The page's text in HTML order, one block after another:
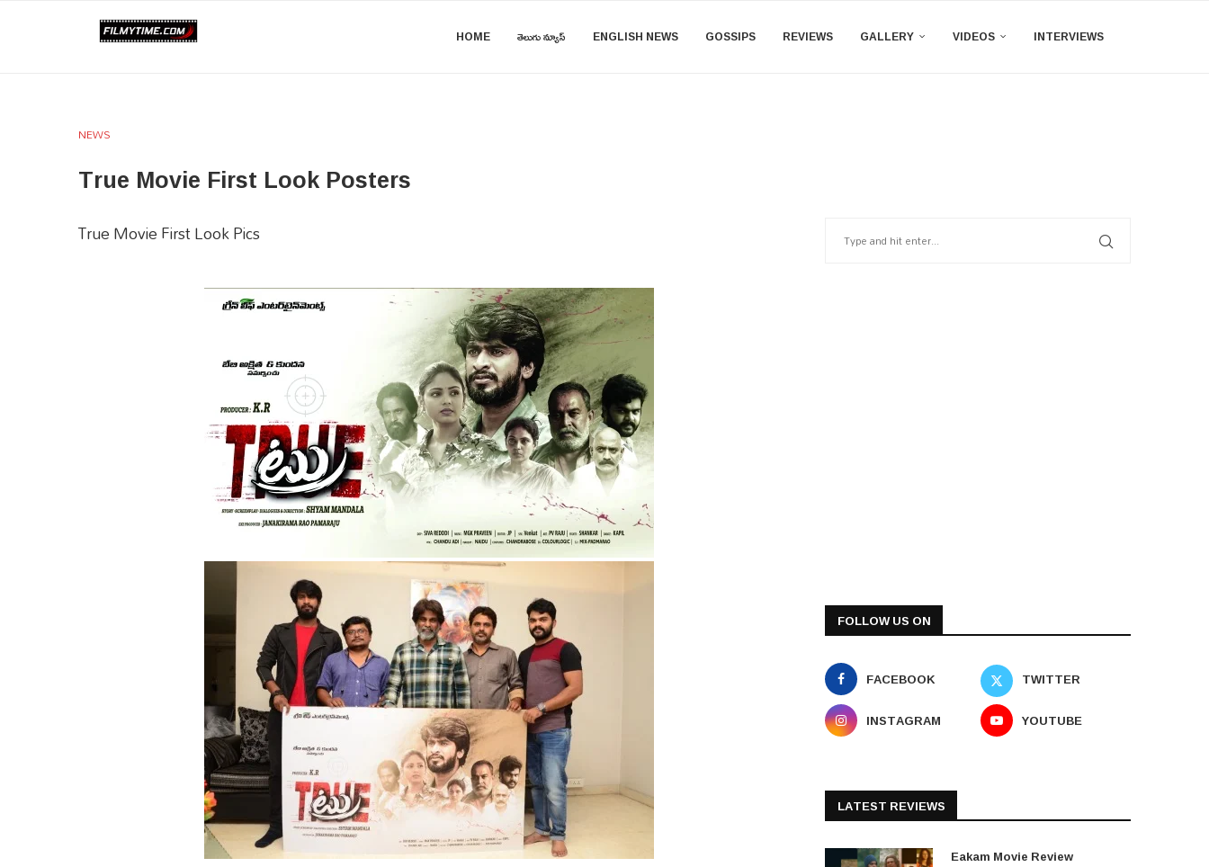
HOME తెలుగు న్యూస్ ENGLISH NEWS GOSSIPS REVIEWS GALLERY VIDEOS INTERVIEWS
NEWS
True Movie First Look Posters
True Movie First Look Pics
FOLLOW US ON
FACEBOOK
TWITTER
INSTAGRAM
YOUTUBE
LATEST REVIEWS
Eakam Movie Review